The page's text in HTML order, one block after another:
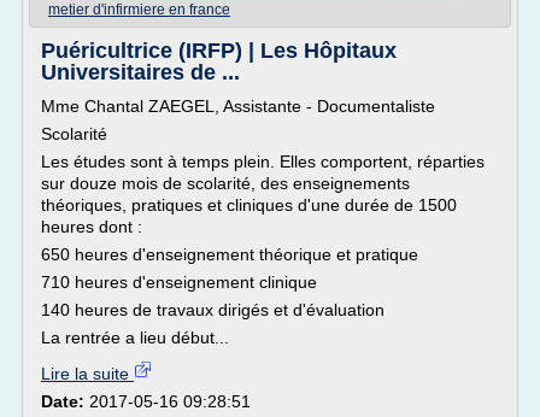
metier d'infirmiere en france
Puéricultrice (IRFP) | Les Hôpitaux
Universitaires de ...
Mme Chantal ZAEGEL, Assistante - Documentaliste
Scolarité
Les études sont à temps plein. Elles comportent, réparties
sur douze mois de scolarité, des enseignements
théoriques, pratiques et cliniques d'une durée de 1500
heures dont :
650 heures d'enseignement théorique et pratique
710 heures d'enseignement clinique
140 heures de travaux dirigés et d'évaluation
La rentrée a lieu début...
Lire la suite
Date: 2017-05-16 09:28:51